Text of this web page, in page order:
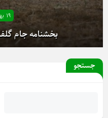
۱۹ بهمن ۱۴۰۴
۱۸ بهمن ۱۴۰۴
آغاز دور رفت لیگ
جستجو